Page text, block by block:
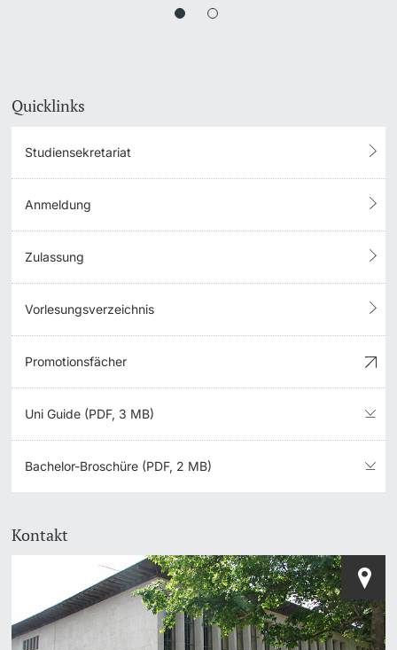
Quicklinks
Studiensekretariat
Anmeldung
Zulassung
Vorlesungsverzeichnis
Promotionsfächer
Uni Guide (PDF, 3 MB)
Bachelor-Broschüre (PDF, 2 MB)
Kontakt